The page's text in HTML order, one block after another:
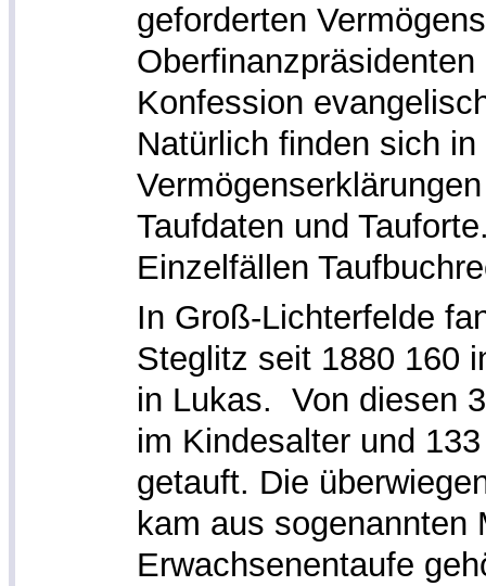
geforderten
Konfession
Natürlich finden sich in
Taufdaten und
Einzelfällen
In Groß-Lichterfelde
Steglitz seit 1880 160
in Lukas. Von diesen
im Kindesalter und
getauft. Die
kam aus sogenannten
Erwachsenentaufe